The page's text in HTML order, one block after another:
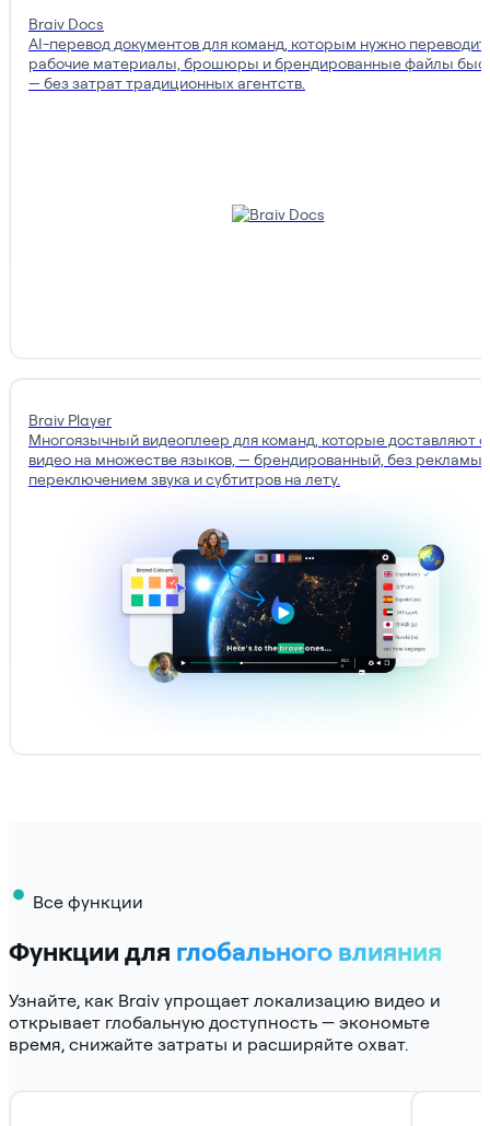
Braiv Docs
AI-перевод документов для команд, которым нужно
рабочие материалы, брошюры и брендированные файлы
— без затрат традиционных агентств.
Braiv Player
Многоязычный видеоплеер для команд, которые доставляют
видео на множестве языков, — брендированный, без рекламы,
переключением звука и субтитров на лету.
Все функции
Функции для глобального влияния
Узнайте, как Braiv упрощает локализацию видео и
открывает глобальную доступность — экономьте
время, снижайте затраты и расширяйте охват.